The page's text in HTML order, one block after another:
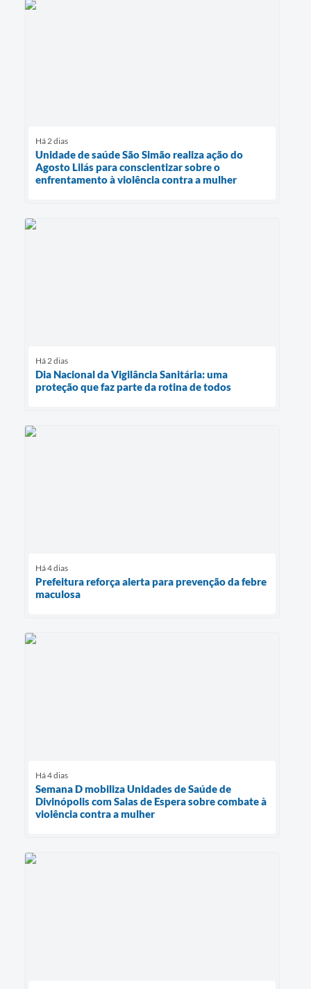
Há 2 dias
Unidade de saúde São Simão realiza ação do
Agosto Lilás para conscientizar sobre o
enfrentamento à violência contra a mulher
Há 2 dias
Dia Nacional da Vigilância Sanitária: uma
proteção que faz parte da rotina de todos
Há 4 dias
Prefeitura reforça alerta para prevenção da febre
maculosa
Há 4 dias
Semana D mobiliza Unidades de Saúde de
Divinópolis com Salas de Espera sobre combate à
violência contra a mulher